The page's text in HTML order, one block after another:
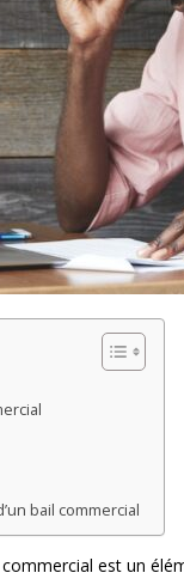
bail commercial
est un